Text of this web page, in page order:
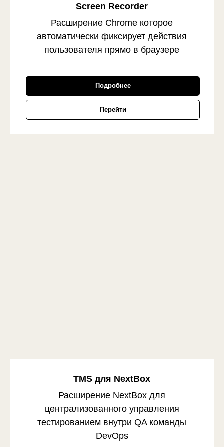
Screen Recorder
Расширение Chrome которое
автоматически фиксирует действия
пользователя прямо в браузере
Подробнее
Перейти
TMS для NextBox
Расширение NextBox для
централизованного управления
тестированием внутри QA команды
DevOps